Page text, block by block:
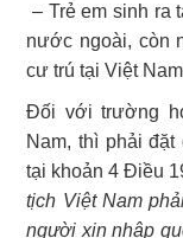
– Trẻ em sinh ra
nước ngoài, còn
cư trú tại Việt
Đối với trường
Nam, thì phải
tại khoản 4 Điều
tịch Việt Nam
người xin nhập